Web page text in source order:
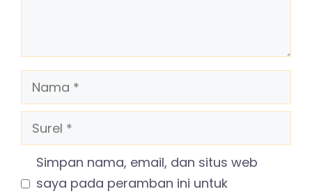
Nama
Surel
Simpan nama, email, dan situs web
saya pada peramban ini untuk